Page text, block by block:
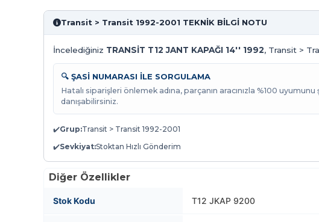
Transit > Transit 1992-2001 TEKNİK BİLGİ NOTU
İncelediğiniz TRANSİT T12 JANT KAPAĞI 14'' 1992, Transit >
🔍 ŞASİ NUMARASI İLE SORGULAMA
Hatalı siparişleri önlemek adına, parçanın aracınızla %100
danışabilirsiniz.
✔️Grup:Transit > Transit 1992-2001
✔️Sevkiyat:Stoktan Hızlı Gönderim
Diğer Özellikler
Stok Kodu T12 JKAP 9200